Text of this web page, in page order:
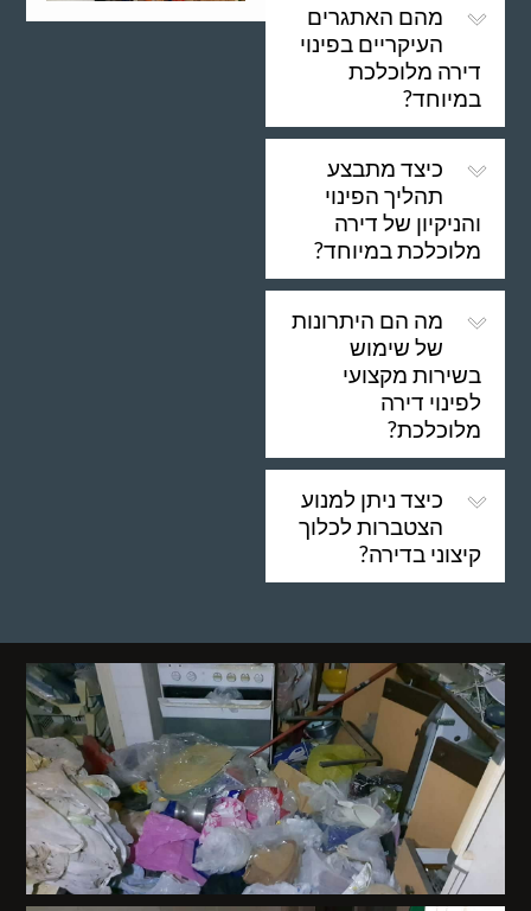
מהם האתגרים
העיקריים בפינוי
דירה מלוכלכת
במיוחד?
כיצד מתבצע
תהליך הפינוי
והניקיון של דירה
מלוכלכת במיוחד?
מה הם היתרונות
של שימוש
בשירות מקצועי
לפינוי דירה
מלוכלכת?
כיצד ניתן למנוע
הצטברות לכלוך
קיצוני בדירה?